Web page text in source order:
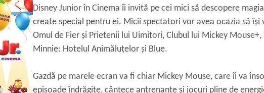
Disney Junior în Cinema îi invită pe cei mici să descopere
create special pentru ei. Micii spectatori vor avea ocazia să
Omul de Fier și Prietenii lui Uimitori, Clubul lui Mickey
Minnie: Hotelul Animăluțelor și Blue.
Gazdă pe marele ecran va fi chiar Mickey Mouse, care îi va
episoade îndrăgite, cântece antrenante și jocuri pline de